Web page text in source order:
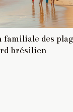
des
brésilien